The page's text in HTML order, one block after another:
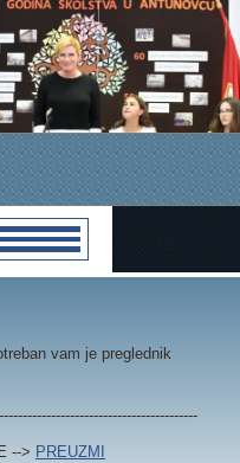
vam je preglednik
--> PREUZMI